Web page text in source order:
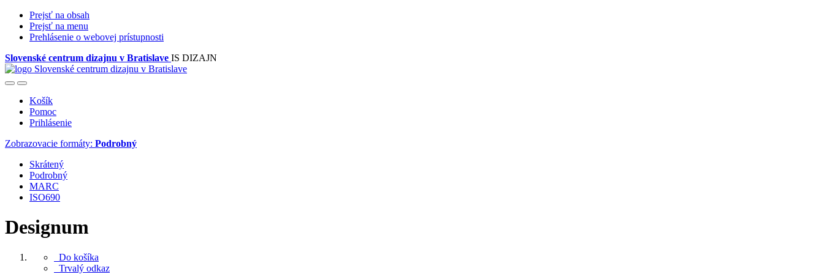
Prejsť na obsah
Prejsť na menu
Prehlásenie o webovej prístupnosti
Slovenské centrum dizajnu v Bratislave IS DIZAJN
Košík
Pomoc
Prihlásenie
Zobrazovacie formáty: Podrobný
Skrátený
Podrobný
MARC
ISO690
Designum
Do košíka
Trvalý odkaz